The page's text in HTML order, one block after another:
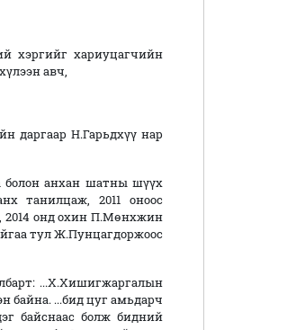
хэргийг хариуцагчийн
авч,
Н.Гарьдхүү нар
анхан шатны шүүх
танилцаж, 2011 оноос
2014 онд охин П.Мөнхжин
тул Ж.Пунцагдоржоос
...Х.Хишигжаргалын
байна. ...бид цуг амьдарч
байснаас болж бидний